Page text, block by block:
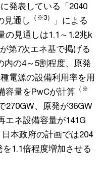
発表している「2040
見通し
（※3）
」による
の見通しは1.1～1.2兆k
第7次エネ基で掲げる
内の4～5割程度、原発
電源の設備利用率を用
容量をPwCが計算 （※
270GW、原発が36GW
エネ設備容量が141G
本政府の計画では204
1.1倍程度増加させる